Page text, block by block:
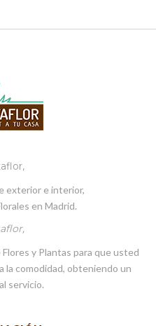
exterior e interior,
en Madrid.
y Plantas para que usted
la comodidad, obteniendo un
servicio.